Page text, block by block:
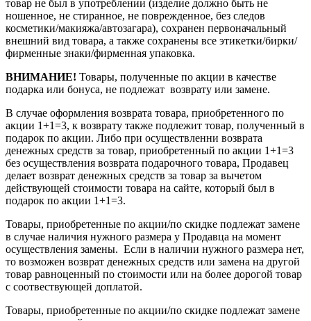
товар не был в употреблении (изделие должно быть не
ношенное, не стиранное, не поврежденное, без следов
косметики/макияжа/автозагара), сохранен первоначальный
внешний вид товара, а также сохранены все этикетки/бирки/
фирменные знаки/фирменная упаковка.
ВНИМАНИЕ! Товары, полученные по акции в качестве
подарка или бонуса, не подлежат возврату или замене.
В случае оформления возврата товара, приобретенного по
акции 1+1=3, к возврату также подлежит товар, полученный в
подарок по акции. Либо при осуществленни возврата
денежных средств за товар, приобретенный по акции 1+1=3
без осуществления возврата подарочного товара, Продавец
делает возврат денежных средств за товар за вычетом
действующей стоимости товара на сайте, который был в
подарок по акции 1+1=3.
Товары, приобретенные по акции/по скидке подлежат замене
в случае наличия нужного размера у Продавца на момент
осуществления замены. Если в наличии нужного размера нет,
то возможен возврат денежных средств или замена на другой
товар равноценный по стоимости или на более дорогой товар
с соотвествующей доплатой.
Товары, приобретенные по акции/по скидке подлежат замене